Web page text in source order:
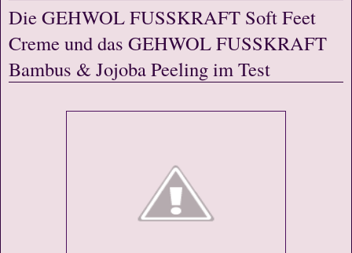
Die GEHWOL FUSSKRAFT Soft Feet
Creme und das GEHWOL FUSSKRAFT
Bambus & Jojoba Peeling im Test